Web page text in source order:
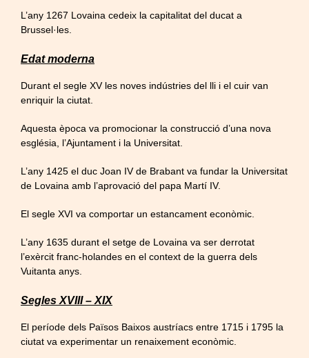
L’any 1267 Lovaina cedeix la capitalitat del ducat a
Brussel·les.
Edat moderna
Durant el segle XV les noves indústries del lli i el cuir van
enriquir la ciutat.
Aquesta època va promocionar la construcció d’una nova
església, l’Ajuntament i la Universitat.
L’any 1425 el duc Joan IV de Brabant va fundar la Universitat
de Lovaina amb l’aprovació del papa Martí IV.
El segle XVI va comportar un estancament econòmic.
L’any 1635 durant el setge de Lovaina va ser derrotat
l’exèrcit franc-holandes en el context de la guerra dels
Vuitanta anys.
Segles XVIII – XIX
El període dels Països Baixos austríacs entre 1715 i 1795 la
ciutat va experimentar un renaixement econòmic.